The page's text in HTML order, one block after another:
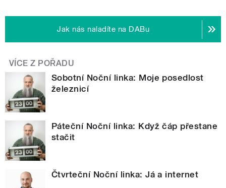
Jak nás naladíte na DABu
VÍCE Z POŘADU
Sobotní Noční linka: Moje posedlost
železnicí
Páteční Noční linka: Když čáp přestane
stačit
Čtvrteční Noční linka: Já a internet